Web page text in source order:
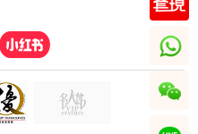
whatsapp